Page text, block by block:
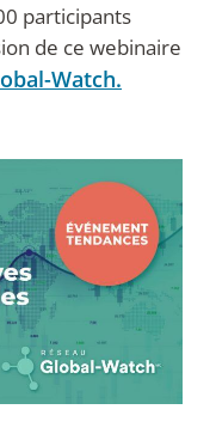
participants
de ce webinaire
Watch.